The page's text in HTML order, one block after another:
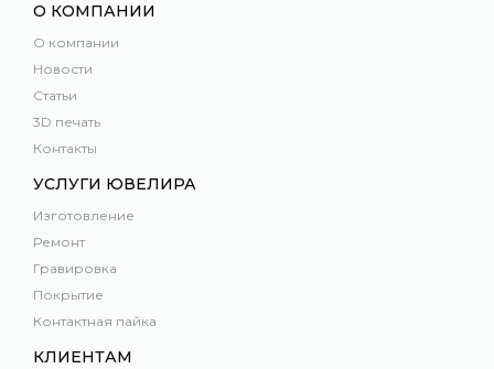
О КОМПАНИИ
О компании
Новости
Статьи
3D печать
Контакты
УСЛУГИ ЮВЕЛИРА
Изготовление
Ремонт
Гравировка
Покрытие
Контактная пайка
КЛИЕНТАМ